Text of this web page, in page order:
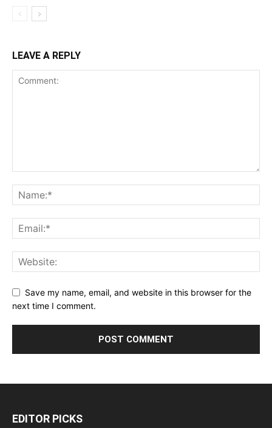
LEAVE A REPLY
Save my name, email, and website in this browser for the
next time I comment.
EDITOR PICKS